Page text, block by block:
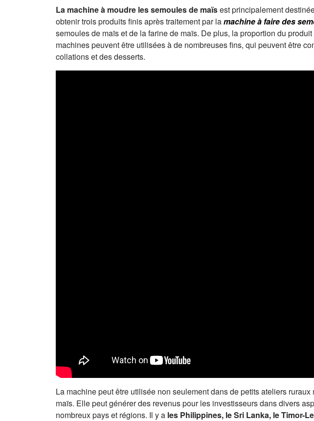
La machine à moudre les semoules de maïsest principalement
obtenir trois produits finis après traitement par lamachine à faire des
semoules de maïs et de la farine de maïs. De plus, la proportion du
machines peuvent être utilisées à de nombreuses fins, qui peuvent être
collations et des desserts.
La machine peut être utilisée non seulement dans de petits ateliers
maïs. Elle peut générer des revenus pour les investisseurs dans divers
nombreux pays et régions. Il y a les Philippines, le Sri Lanka, le Timor-